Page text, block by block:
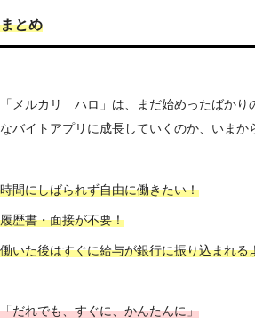
まとめ
「メルカリ ハロ」は、まだ始めったばかり
なバイトアプリに成長していくのか、いまか
時間にしばられず自由に働きたい！
履歴書・面接が不要！
働いた後はすぐに給与が銀行に振り込まれる
「だれでも、すぐに、かんたんに」